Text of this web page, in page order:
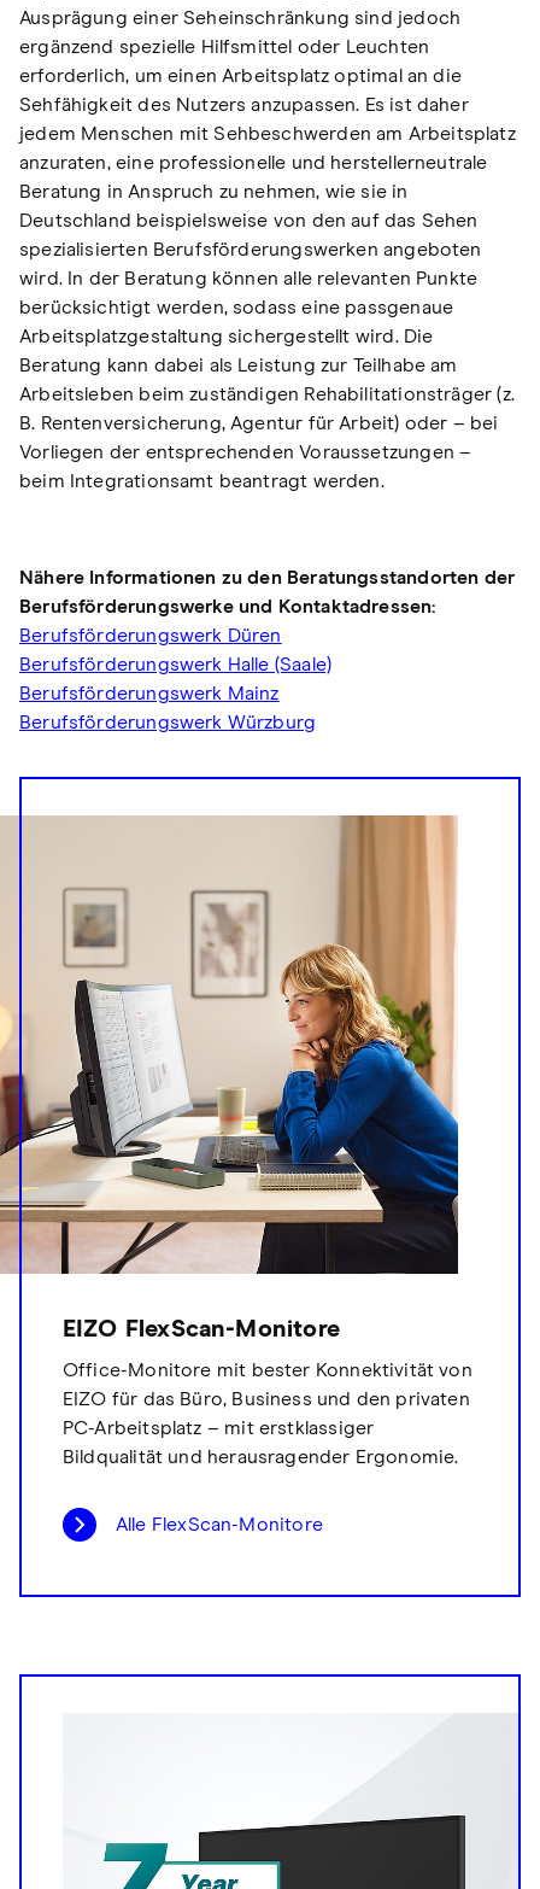
Ausprägung einer Seheinschränkung sind jedoch
ergänzend spezielle Hilfsmittel oder Leuchten
erforderlich, um einen Arbeitsplatz optimal an die
Sehfähigkeit des Nutzers anzupassen. Es ist daher
jedem Menschen mit Sehbeschwerden am Arbeitsplatz
anzuraten, eine professionelle und herstellerneutrale
Beratung in Anspruch zu nehmen, wie sie in
Deutschland beispielsweise von den auf das Sehen
spezialisierten Berufsförderungswerken angeboten
wird. In der Beratung können alle relevanten Punkte
berücksichtigt werden, sodass eine passgenaue
Arbeitsplatzgestaltung sichergestellt wird. Die
Beratung kann dabei als Leistung zur Teilhabe am
Arbeitsleben beim zuständigen Rehabilitationsträger (z.
B. Rentenversicherung, Agentur für Arbeit) oder – bei
Vorliegen der entsprechenden Voraussetzungen –
beim Integrationsamt beantragt werden.
Nähere Informationen zu den Beratungsstandorten der
Berufsförderungswerke und Kontaktadressen:
Berufsförderungswerk Düren
Berufsförderungswerk Halle (Saale)
Berufsförderungswerk Mainz
Berufsförderungswerk Würzburg
EIZO FlexScan-Monitore
Office-Monitore mit bester Konnektivität von
EIZO für das Büro, Business und den privaten
PC-Arbeitsplatz – mit erstklassiger
Bildqualität und herausragender Ergonomie.
Alle FlexScan-Monitore